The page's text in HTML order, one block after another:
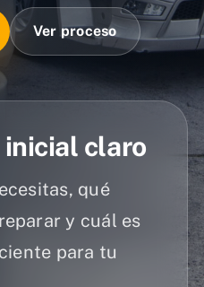
Ver proceso
claro
qué
y cuál es
para tu